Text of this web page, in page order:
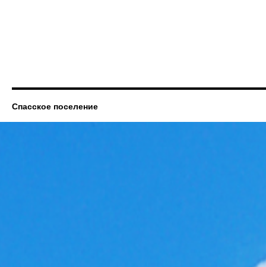
Спасское поселение